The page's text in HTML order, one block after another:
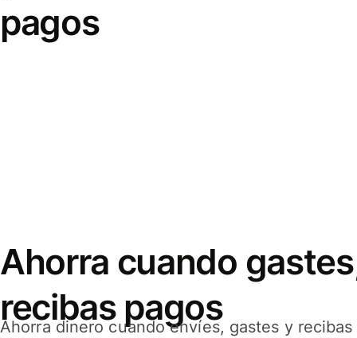
pagos
Ahorra cuando
recibas pagos
Ahorra dinero cuando envíes, gastes y